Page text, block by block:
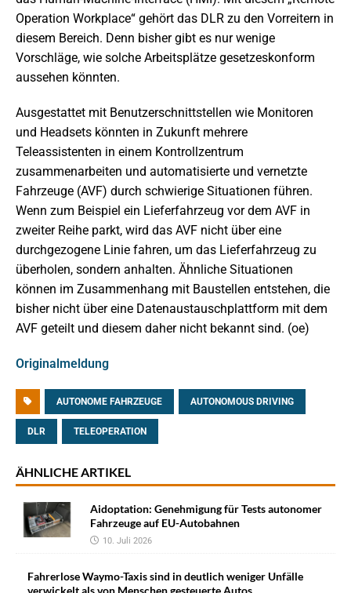
Operation Workplace“ gehört das DLR zu den Vorreitern in
diesem Bereich. Denn bisher gibt es nur wenige
Vorschläge, wie solche Arbeitsplätze gesetzeskonform
aussehen könnten.
Ausgestattet mit Benutzerschnittstellen wie Monitoren
und Headsets könnten in Zukunft mehrere
Teleassistenten in einem Kontrollzentrum
zusammenarbeiten und automatisierte und vernetzte
Fahrzeuge (AVF) durch schwierige Situationen führen.
Wenn zum Beispiel ein Lieferfahrzeug vor dem AVF in
zweiter Reihe parkt, wird das AVF nicht über eine
durchgezogene Linie fahren, um das Lieferfahrzeug zu
überholen, sondern anhalten. Ähnliche Situationen
können im Zusammenhang mit Baustellen entstehen, die
bisher nicht über eine Datenaustauschplattform mit dem
AVF geteilt und diesem daher nicht bekannt sind. (oe)
Originalmeldung
AUTONOME FAHRZEUGE AUTONOMOUS DRIVING
DLR TELEOPERATION
ÄHNLICHE ARTIKEL
Aidoptation: Genehmigung für Tests autonomer
Fahrzeuge auf EU-Autobahnen
10. Juli 2026
Fahrerlose Waymo-Taxis sind in deutlich weniger Unfälle
verwickelt als von Menschen gesteuerte Autos